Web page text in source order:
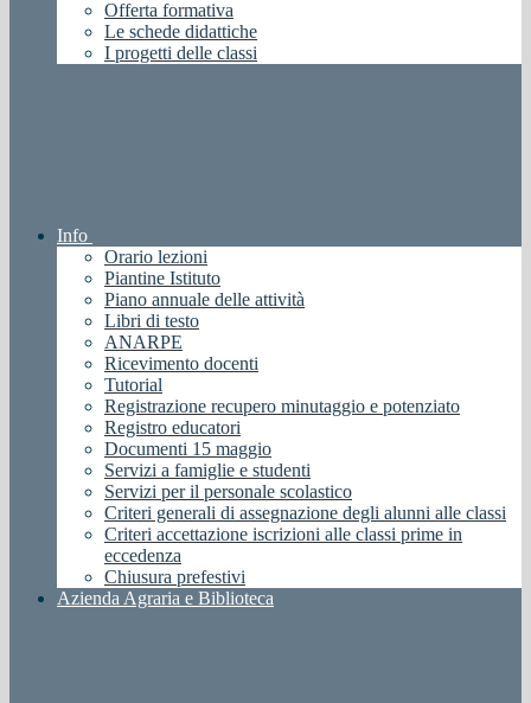
Offerta formativa
Le schede didattiche
I progetti delle classi
Info
Orario lezioni
Piantine Istituto
Piano annuale delle attività
Libri di testo
ANARPE
Ricevimento docenti
Tutorial
Registrazione recupero minutaggio e potenziato
Registro educatori
Documenti 15 maggio
Servizi a famiglie e studenti
Servizi per il personale scolastico
Criteri generali di assegnazione degli alunni alle classi
Criteri accettazione iscrizioni alle classi prime in
eccedenza
Chiusura prefestivi
Azienda Agraria e Biblioteca